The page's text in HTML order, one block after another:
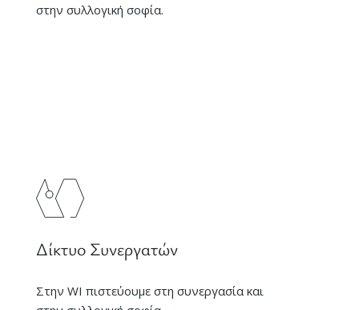
στην συλλογική σοφία.
Δίκτυο Συνεργατών
Στην WI πιστεύουμε στη συνεργασία και